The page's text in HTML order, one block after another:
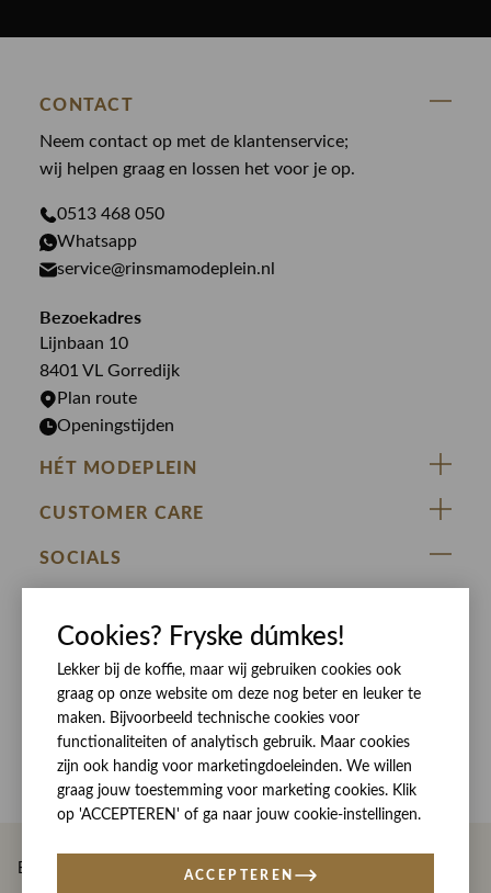
Paul en Shark
Genti
PME Legend
Butcher of Blue
Bekijk alle merken >
Blouses
Broeken
Gilets
Jassen
Jeans
Jurken
Rokken
Broeken
Colberts
Giftcards
Jassen
Overhemden
T-shirts
CONTACT
Neem contact op met de klantenservice;
wij helpen graag en lossen het voor je op.
0513 468 050
Whatsapp
service@rinsmamodeplein.nl
Bezoekadres
Lijnbaan 10
8401 VL Gorredijk
Plan route
Openingstijden
HÉT MODEPLEIN
ZIJ VAN RINSMA
DE HEEREN VAN RINSMA
RINSMA.CONCEPTS
Eten en drinken
Openingstijden
Werken bij RINSMA
CUSTOMER CARE
Veelgestelde vragen
Retourneren & Ruilen
Betaalmethoden
Bezorgen
Contact
Reviews
SOCIALS
Betaal eenvoudig en veilig met
Cookies? Fryske dúmkes!
Lekker bij de koffie, maar wij gebruiken cookies ook
graag op onze website om deze nog beter en leuker te
maken. Bijvoorbeeld technische cookies voor
functionaliteiten of analytisch gebruik. Maar cookies
zijn ook handig voor marketingdoeleinden. We willen
graag jouw toestemming voor marketing cookies. Klik
op 'ACCEPTEREN' of ga naar jouw cookie-instellingen.
ACCEPTEREN